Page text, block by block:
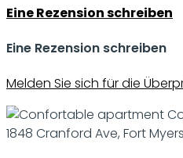
Eine Rezension schreiben
Eine Rezension schreiben
Melden Sie sich für die
1848 Cranford Ave, Fort Myers,